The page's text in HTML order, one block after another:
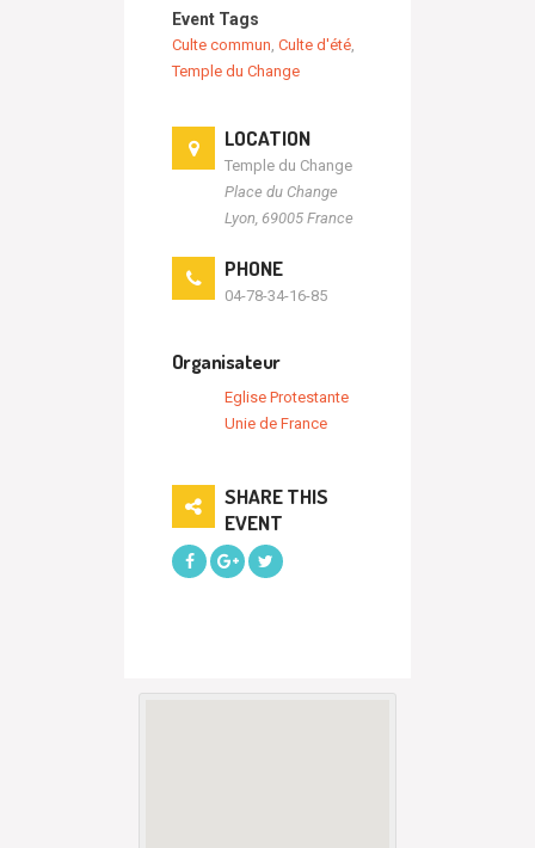
Event Tags
Culte commun Culte d'été
Temple du Change
LOCATION
Temple du Change
Place du Change
Lyon 69005 France
PHONE
04-78-34-16-85
Organisateur
Eglise Protestante
Unie de France
SHARE THIS
EVENT